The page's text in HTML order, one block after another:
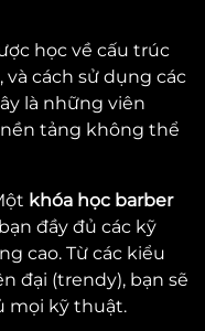
học về cấu trúc
và cách sử dụng các
là những viên
tảng không thể
khóa học barber
đầy đủ các kỹ
cao. Từ các kiểu
đại (trendy), bạn sẽ
mọi kỹ thuật.